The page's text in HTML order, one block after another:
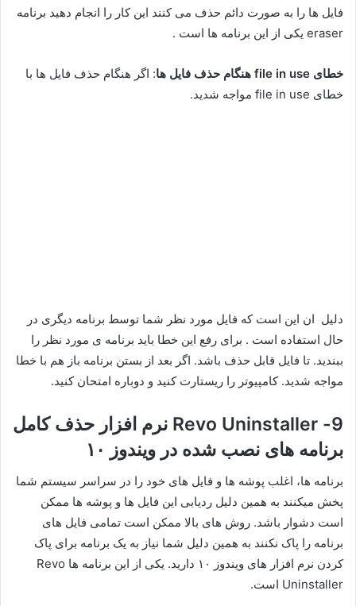
فایل ها را به صورت دائم حذف می کنند این کار را انجام دهید برنامه
eraser یکی از این برنامه ها است .
خطای file in use هنگام حذف فایل ها
: اگر هنگام حذف فایل ها با
خطای file in use مواجه شدید.
دلیل ان این است که فایل مورد نظر شما توسط برنامه دیگری در
حال استفاده است . برای رفع این خطا باید برنامه ی مورد نظر را
ببندید. تا فایل قابل حذف باشد. اگر بعد از بستن برنامه باز هم با خطا
مواجه شدید. کامپیوتر را ریستارت کنید و دوباره امتحان کنید.
9- Revo Uninstaller نرم افزار حذف کامل
برنامه های نصب شده در ویندوز ۱۰
برنامه ها، اغلب پوشه ها و فایل های خود را در سراسر سیستم شما
پخش میکنند به همین دلیل ردیابی این فایل ها و پوشه ها ممکن
است دشوار باشد. روش های بالا ممکن است تمامی فایل های
برنامه را پاک نکنند به همین دلیل شما نیاز به یک برنامه برای پاک
کردن نرم افزار های ویندوز ۱۰ دارید. یکی از این برنامه ها Revo
Uninstaller است.